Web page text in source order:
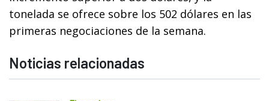
tonelada se ofrece sobre los 502 dólares en las
primeras negociaciones de la semana.
Noticias relacionadas